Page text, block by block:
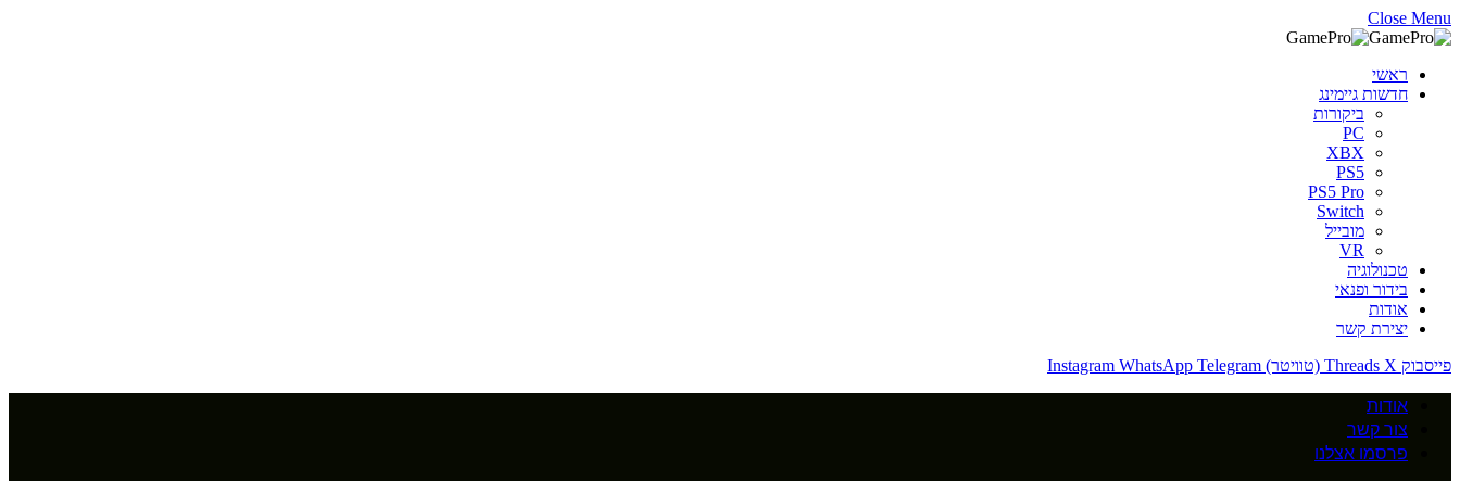
Close Menu
ראשי
חדשות גיימינג
ביקורות
PC
XBX
PS5
PS5 Pro
Switch
מובייל
VR
טכנולוגיה
בידור ופנאי
אודות
יצירת קשר
פייסבוק
Threads X (טוויטר) Instagram WhatsApp Telegram
אודות
צור קשר
פרסמו אצלנו